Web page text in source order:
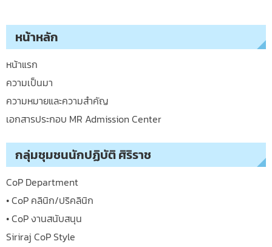
หน้าหลัก
หน้าแรก
ความเป็นมา
ความหมายและความสำคัญ
เอกสารประกอบ MR Admission Center
กลุ่มชุมชนนักปฏิบัติ ศิริราช
CoP Department
• CoP คลินิก/ปริคลินิก
• CoP งานสนับสนุน
Siriraj CoP Style